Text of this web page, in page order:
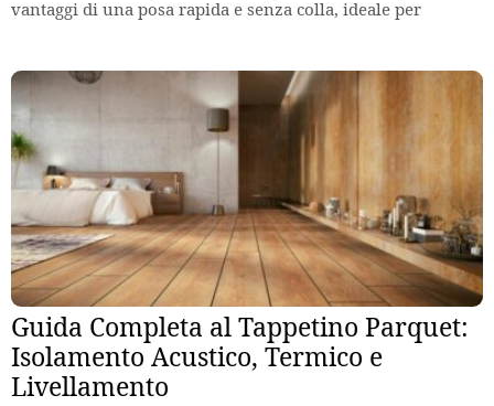
vantaggi di una posa rapida e senza colla, ideale per
Guida Completa al Tappetino Parquet:
Isolamento Acustico, Termico e
Livellamento